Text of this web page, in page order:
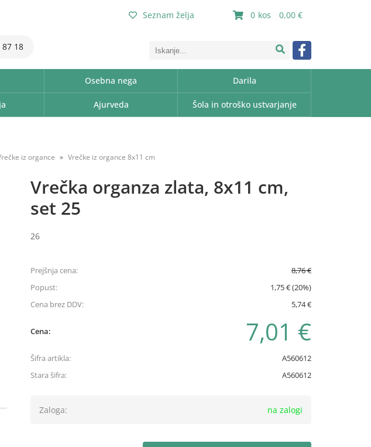
0 0,00
Seznam želja
87 18
Osebna nega Darila
Ajurveda Šola in otroško ustvarjanje
iz organce Vrečke iz organce 8x11 cm
Vrečka organza zlata, 8x11 cm,
set 25
26
Prejšnja cena:
8,76 €
Popust:
1,75 € (20%)
Cena brez DDV:
5,74 €
Cena: 7,01 €
Šifra artikla:
A560612
Stara šifra:
A560612
Zaloga: na zalogi